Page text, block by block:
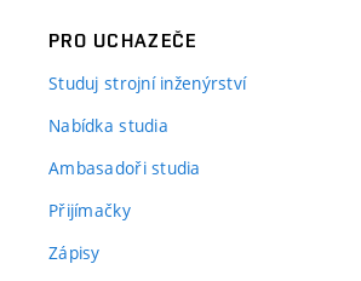
PRO UCHAZEČE
Studuj strojní inženýrství
Nabídka studia
Ambasadoři studia
Přijímačky
Zápisy